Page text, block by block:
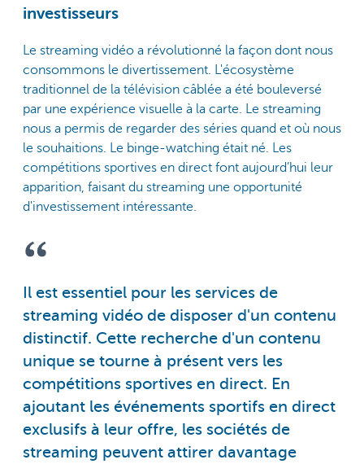
investisseurs
Le streaming vidéo a révolutionné la façon dont nous
consommons le divertissement. L'écosystème
traditionnel de la télévision câblée a été bouleversé
par une expérience visuelle à la carte. Le streaming
nous a permis de regarder des séries quand et où nous
le souhaitions. Le binge-watching était né. Les
compétitions sportives en direct font aujourd’hui leur
apparition, faisant du streaming une opportunité
d'investissement intéressante.
Il est essentiel pour les services de
streaming vidéo de disposer d'un contenu
distinctif. Cette recherche d'un contenu
unique se tourne à présent vers les
compétitions sportives en direct. En
ajoutant les événements sportifs en direct
exclusifs à leur offre, les sociétés de
streaming peuvent attirer davantage